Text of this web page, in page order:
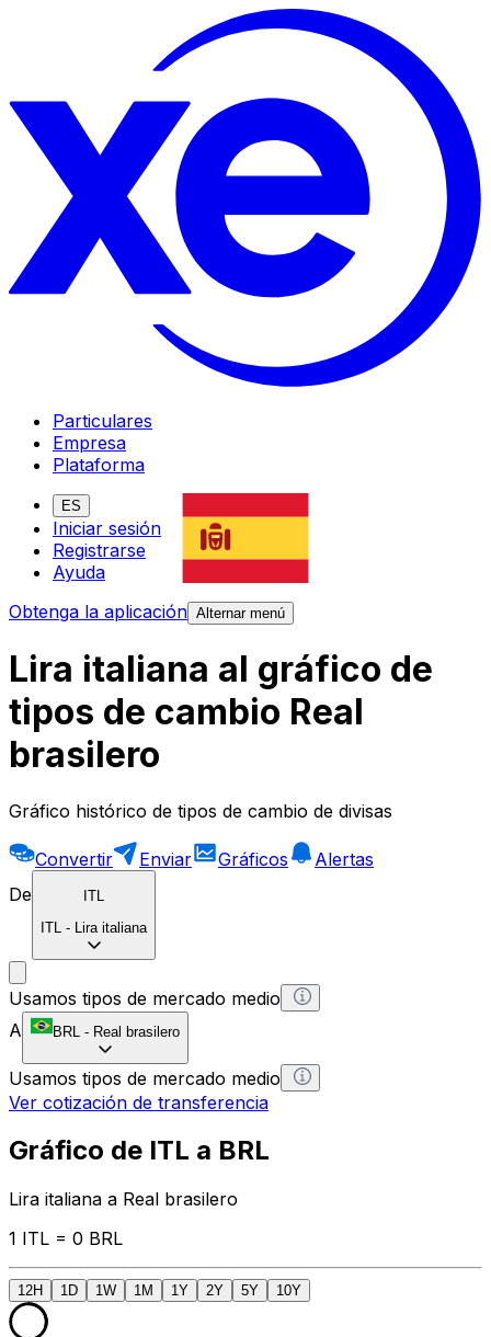
Particulares
Empresa
Plataforma
ES
Iniciar sesión
Registrarse
Ayuda
Obtenga la aplicación Alternar menú
Lira italiana al gráfico de
tipos de cambio Real
brasilero
Gráfico histórico de tipos de cambio de divisas
Convertir Enviar Gráficos
Alertas
De
ITL
ITL - Lira italiana
Usamos tipos de mercado medio
A
BRL - Real brasilero
Usamos tipos de mercado medio
Ver cotización de transferencia
Gráfico de ITL a BRL
Lira italiana a Real brasilero
1 ITL = 0 BRL
12H 1D 1W 1M 1Y 2Y 5Y 10Y